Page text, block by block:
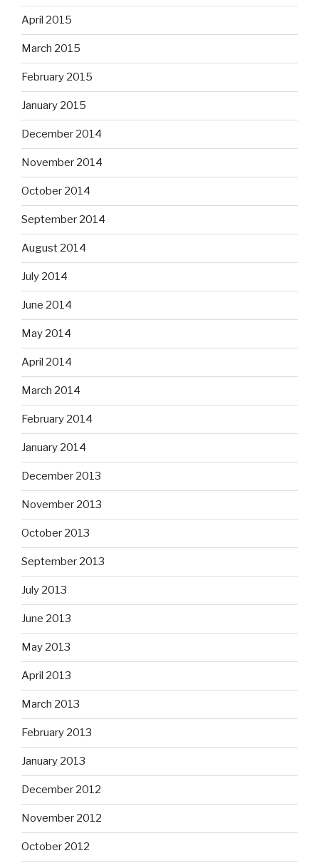
April 2015
March 2015
February 2015
January 2015
December 2014
November 2014
October 2014
September 2014
August 2014
July 2014
June 2014
May 2014
April 2014
March 2014
February 2014
January 2014
December 2013
November 2013
October 2013
September 2013
July 2013
June 2013
May 2013
April 2013
March 2013
February 2013
January 2013
December 2012
November 2012
October 2012